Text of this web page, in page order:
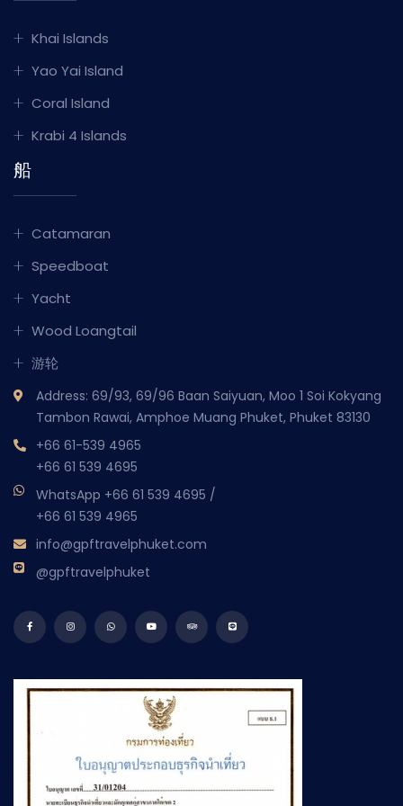
Khai Islands
Yao Yai Island
Coral Island
Krabi 4 Islands
船
Catamaran
Speedboat
Yacht
Wood Loangtail
游轮
Address: 69/93, 69/96 Baan Saiyuan, Moo 1 Soi Kokyang
Tambon Rawai, Amphoe Muang Phuket, Phuket 83130
+66 61-539 4965
+66 61 539 4695
WhatsApp +66 61 539 4695 /
+66 61 539 4965
info@gpftravelphuket.com
@gpftravelphuket